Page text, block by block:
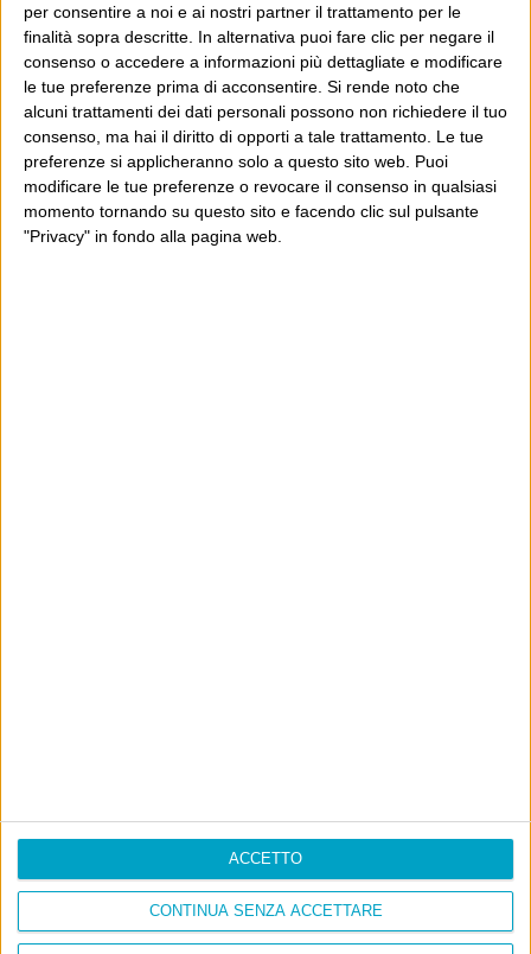
per consentire a noi e ai nostri partner il trattamento per le
finalità sopra descritte. In alternativa puoi fare clic per negare il
consenso o accedere a informazioni più dettagliate e modificare
le tue preferenze prima di acconsentire. Si rende noto che
alcuni trattamenti dei dati personali possono non richiedere il tuo
consenso, ma hai il diritto di opporti a tale trattamento. Le tue
preferenze si applicheranno solo a questo sito web. Puoi
modificare le tue preferenze o revocare il consenso in qualsiasi
momento tornando su questo sito e facendo clic sul pulsante
"Privacy" in fondo alla pagina web.
CONTINUA SENZA ACCETTARE
ACCETTO